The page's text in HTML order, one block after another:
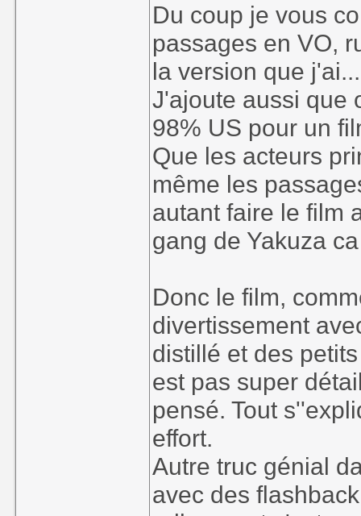
Du coup je vous
passages en VO,
la version que
J'ajoute aussi que
98% US pour un
Que les acteurs
même les
autant faire le film
gang de Yakuza
Donc le film,
divertissement
distillé et des
est pas super
pensé. Tout
effort.
Autre truc génial
avec des